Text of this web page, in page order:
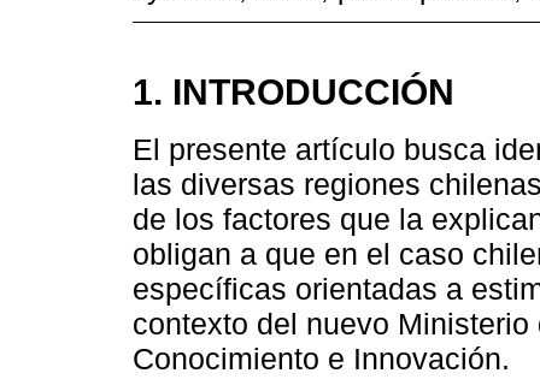
1. INTRODUCCIÓN
El presente artículo busca
las diversas regiones
de los factores que la
obligan a que en el caso
específicas orientadas a
contexto del nuevo
Conocimiento e Innovación.